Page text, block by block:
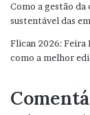
Como a gestão
sustentável das
Flican 2026: Feira
como a melhor